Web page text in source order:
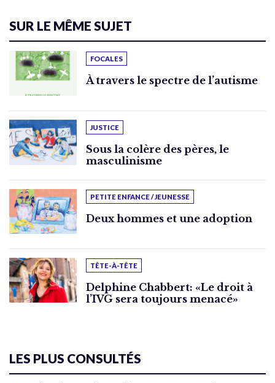
SUR LE MÊME SUJET
FOCALES
À travers le spectre de l’autisme
JUSTICE
Sous la colère des pères, le
masculinisme
PETITE ENFANCE / JEUNESSE
Deux hommes et une adoption
TÊTE-À-TÊTE
Delphine Chabbert: «Le droit à
l’IVG sera toujours menacé»
LES PLUS CONSULTÉS